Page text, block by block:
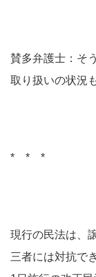
賛多弁護士：そ
取り扱いの状況
* * *
現行の民法は、
三者には対抗で